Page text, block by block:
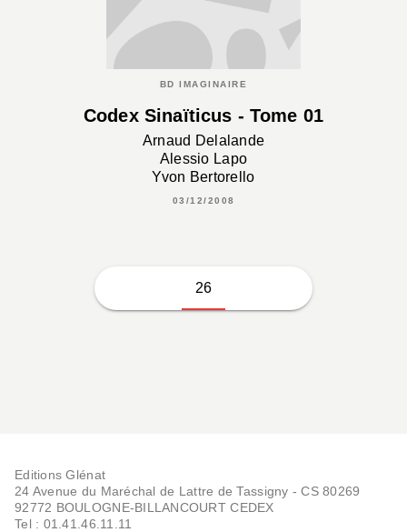
BD IMAGINAIRE
Codex Sinaïticus - Tome 01
Arnaud Delalande
Alessio Lapo
Yvon Bertorello
03/12/2008
26
Editions Glénat
24 Avenue du Maréchal de Lattre de Tassigny - CS 80269
92772 BOULOGNE-BILLANCOURT CEDEX
Tel : 01.41.46.11.11